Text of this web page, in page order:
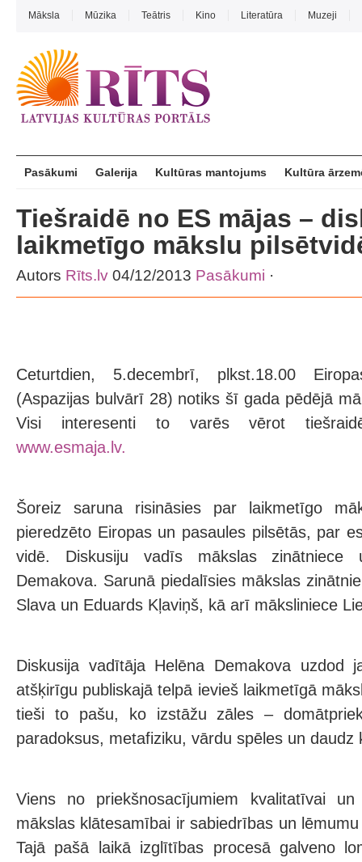
Māksla Mūzika Teātris Kino Literatūra Muzeji
Pasākumi Galerija Kultūras mantojums Kultūra
Tiešraidē no ES mājas –
laikmetīgo mākslu
Autors Rīts.lv 04/12/2013 Pasākumi ·
Ceturtdien, 5.decembrī, plkst.18.00
(Aspazijas bulvārī 28) notiks šī gada pēdējā
Visi interesenti to varēs vērot
www.esmaja.lv.
Šoreiz saruna risināsies par laikmetīgo
pieredzēto Eiropas un pasaules pilsētās, par
vidē. Diskusiju vadīs mākslas zinātniece
Demakova. Sarunā piedalīsies mākslas
Slava un Eduards Kļaviņš, kā arī māksliniece
Diskusija vadītāja Helēna Demakova uzdod
atšķirīgu publiskajā telpā ievieš laikmetīgā
tieši to pašu, ko izstāžu zāles –
paradoksus, metafiziku, vārdu spēles un daudz
Viens no priekšnosacījumiem kvalitatīvai
mākslas klātesamībai ir sabiedrības un
Tajā pašā laikā izglītības procesā galveno